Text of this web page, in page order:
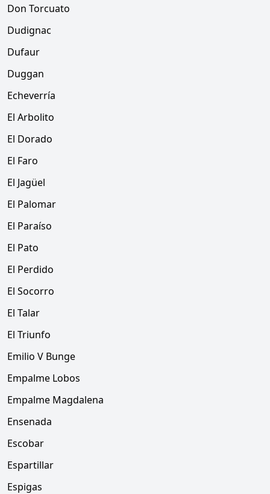
Don Torcuato
Dudignac
Dufaur
Duggan
Echeverría
El Arbolito
El Dorado
El Faro
El Jagüel
El Palomar
El Paraíso
El Pato
El Perdido
El Socorro
El Talar
El Triunfo
Emilio V Bunge
Empalme Lobos
Empalme Magdalena
Ensenada
Escobar
Espartillar
Espigas